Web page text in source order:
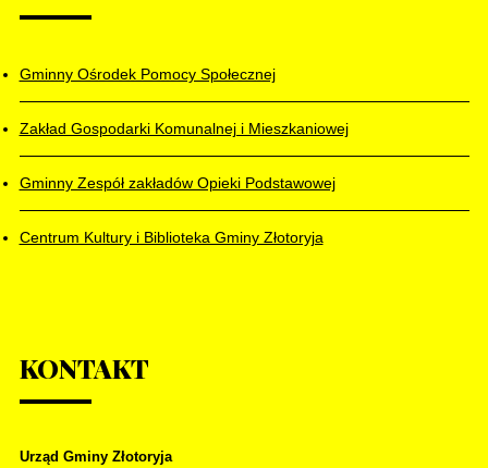
Gminny Ośrodek Pomocy Społecznej
Zakład Gospodarki Komunalnej i Mieszkaniowej
Gminny Zespół zakładów Opieki Podstawowej
Centrum Kultury i Biblioteka Gminy Złotoryja
KONTAKT
Urząd Gminy Złotoryja